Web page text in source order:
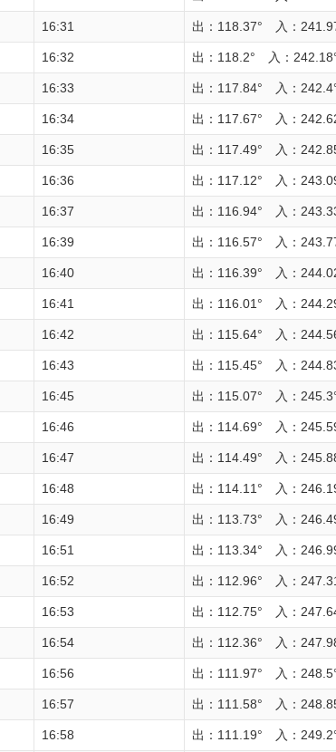
16:31 出：118.37° 入：
16:32 出：118.2° 入：
16:33 出：117.84° 入：
16:34 出：117.67° 入：
16:35 出：117.49° 入：
16:36 出：117.12° 入：
16:37 出：116.94° 入：
16:39 出：116.57° 入：
16:40 出：116.39° 入：
16:41 出：116.01° 入：
16:42 出：115.64° 入：
16:43 出：115.45° 入：
16:45 出：115.07° 入：
16:46 出：114.69° 入：
16:47 出：114.49° 入：
16:48 出：114.11° 入：
16:49 出：113.73° 入：
16:51 出：113.34° 入：
16:52 出：112.96° 入：
16:53 出：112.75° 入：
16:54 出：112.36° 入：
16:56 出：111.97° 入：
16:57 出：111.58° 入：
16:58 出：111.19° 入：